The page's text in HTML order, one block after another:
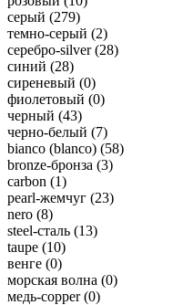
серый (279)
темно-серый (2)
серебро-silver (28)
синий (28)
сиреневый (0)
фиолетовый (0)
черный (43)
черно-белый (7)
bianco (blanco) (58)
bronze-бронза (3)
carbon (1)
pearl-жемчуг (23)
nero (8)
steel-сталь (13)
taupe (10)
венге (0)
морская волна (0)
медь-copper (0)